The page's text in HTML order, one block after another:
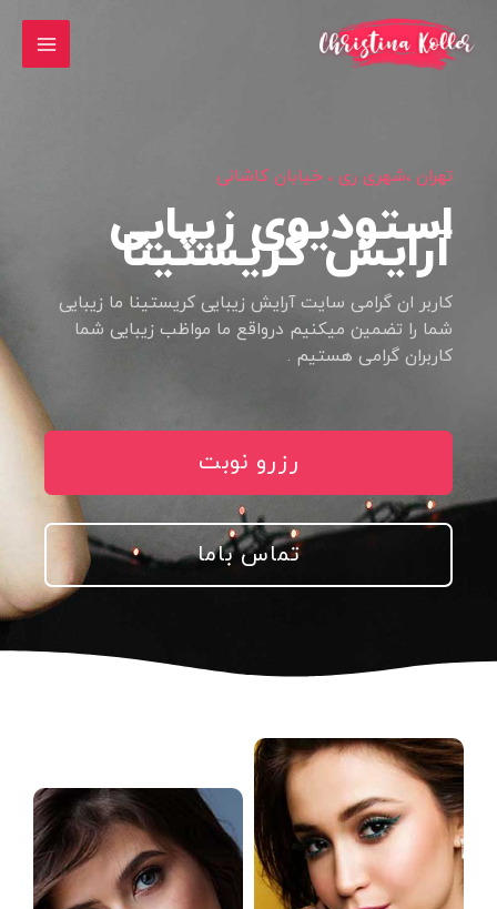
تهران ،شهری ری ، خیابان کاشانی
استودیوی زیبایی
آرایش کریستینا
کاربر ان گرامی سایت آرایش زیبایی کریستینا ما زیبایی
شما را تضمین میکنیم درواقع ما مواظب زیبایی شما
کاربران گرامی هستیم .
رزرو نوبت
تماس باما